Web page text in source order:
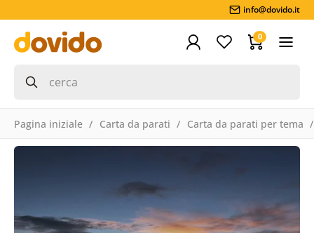
info@dovido.it
0
Pagina iniziale Carta da parati Carta da parati per tema